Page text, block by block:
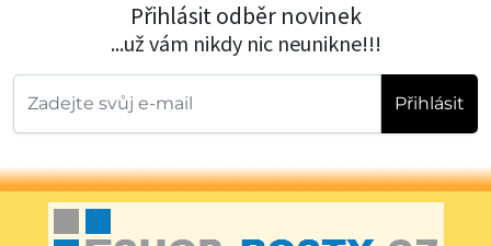
Přihlásit odběr novinek
...už vám nikdy nic neunikne!!!
Přihlásit